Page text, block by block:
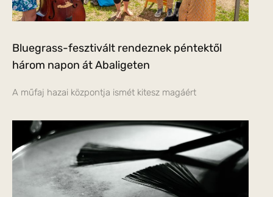
Bluegrass-fesztivált rendeznek péntektől
három napon át Abaligeten
A műfaj hazai központja ismét kitesz magáért